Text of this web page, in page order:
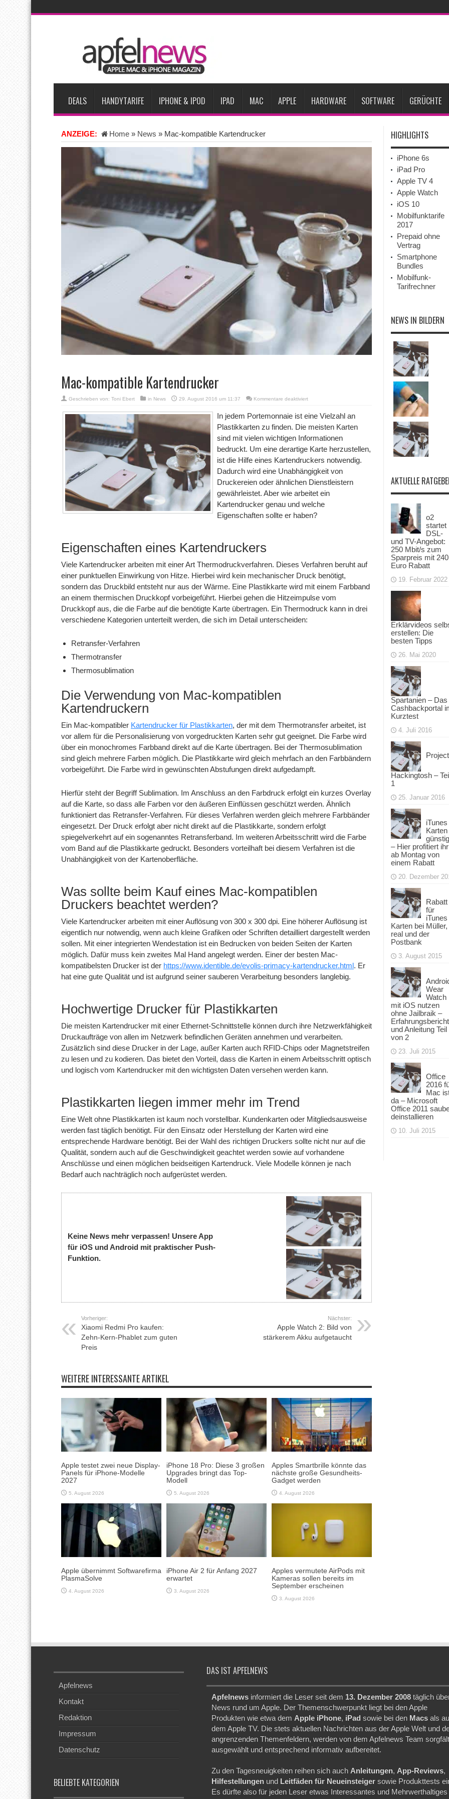
Apple testet zwei neue Display-Panels für iPhone-Modelle 2027
Apples Smartbrille könnte das nächste große Gesundheits-Gadget werden
Apples vermutete AirPods mit Kameras sollen bereits im September erscheinen
Apple erzielt 49 Prozent des weltweiten Smartphone-Umsatzes im 2. Quartal Apple verbucht Rekordzahlen im dritten Quartal 2026
Tim Cook: Mehr Speicherlieferanten bedeuten nicht zwingend sinkende Preise
DEALS HANDYTARIFE IPHONE & IPOD IPAD MAC APPLE HARDWARE SOFTWARE GERÜCHTE
ANZEIGE: Home » News » Mac-kompatible Kartendrucker
Mac-kompatible Kartendrucker
Geschrieben von: Toni Ebert in News 29. August 2016 um 11:37 Kommentare deaktiviertfür
kompatible
Kartendrucker
In jedem Portemonnaie ist eine Vielzahl an
Plastikkarten zu finden. Die meisten Karten
sind mit vielen wichtigen Informationen
bedruckt. Um eine derartige Karte herzustellen,
ist die Hilfe eines Kartendruckers notwendig.
Dadurch wird eine Unabhängigkeit von
Druckereien oder ähnlichen Dienstleistern
gewährleistet. Aber wie arbeitet ein
Kartendrucker genau und welche
Eigenschaften sollte er haben?
Eigenschaften eines Kartendruckers
Viele Kartendrucker arbeiten mit einer Art Thermodruckverfahren. Dieses Verfahren beruht auf
einer punktuellen Einwirkung von Hitze. Hierbei wird kein mechanischer Druck benötigt,
sondern das Druckbild entsteht nur aus der Wärme. Eine Plastikkarte wird mit einem Farbband
an einem thermischen Druckkopf vorbeigeführt. Hierbei gehen die Hitzeimpulse vom
Druckkopf aus, die die Farbe auf die benötigte Karte übertragen. Ein Thermodruck kann in drei
verschiedene Kategorien unterteilt werden, die sich im Detail unterscheiden:
Retransfer-Verfahren
Thermotransfer
Thermosublimation
Die Verwendung von Mac-kompatiblen
Kartendruckern
Ein Mac-kompatibler Kartendrucker für Plastikkarten, der mit dem Thermotransfer arbeitet, ist
vor allem für die Personalisierung von vorgedruckten Karten sehr gut geeignet. Die Farbe wird
über ein monochromes Farbband direkt auf die Karte übertragen. Bei der Thermosublimation
sind gleich mehrere Farben möglich. Die Plastikkarte wird gleich mehrfach an den Farbbändern
vorbeigeführt. Die Farbe wird in gewünschten Abstufungen direkt aufgedampft.
Hierfür steht der Begriff Sublimation. Im Anschluss an den Farbdruck erfolgt ein kurzes Overlay
auf die Karte, so dass alle Farben vor den äußeren Einflüssen geschützt werden. Ähnlich
funktioniert das Retransfer-Verfahren. Für dieses Verfahren werden gleich mehrere Farbbänder
eingesetzt. Der Druck erfolgt aber nicht direkt auf die Plastikkarte, sondern erfolgt
spiegelverkehrt auf ein sogenanntes Retransferband. Im weiteren Arbeitsschritt wird die Farbe
vom Band auf die Plastikkarte gedruckt. Besonders vorteilhaft bei diesem Verfahren ist die
Unabhängigkeit von der Kartenoberfläche.
Was sollte beim Kauf eines Mac-kompatiblen
Druckers beachtet werden?
Viele Kartendrucker arbeiten mit einer Auflösung von 300 x 300 dpi. Eine höherer Auflösung ist
eigentlich nur notwendig, wenn auch kleine Grafiken oder Schriften detailliert dargestellt werden
sollen. Mit einer integrierten Wendestation ist ein Bedrucken von beiden Seiten der Karten
möglich. Dafür muss kein zweites Mal Hand angelegt werden. Einer der besten Mac-
kompatibelsten Drucker ist der https://www.identible.de/evolis-primacy-kartendrucker.html. Er
hat eine gute Qualität und ist aufgrund seiner sauberen Verarbeitung besonders langlebig.
Hochwertige Drucker für Plastikkarten
Die meisten Kartendrucker mit einer Ethernet-Schnittstelle können durch ihre Netzwerkfähigkeit
Druckaufträge von allen im Netzwerk befindlichen Geräten annehmen und verarbeiten.
Zusätzlich sind diese Drucker in der Lage, außer Karten auch RFID-Chips oder Magnetstreifen
zu lesen und zu kodieren. Das bietet den Vorteil, dass die Karten in einem Arbeitsschritt optisch
und logisch vom Kartendrucker mit den wichtigsten Daten versehen werden kann.
Plastikkarten liegen immer mehr im Trend
Eine Welt ohne Plastikkarten ist kaum noch vorstellbar. Kundenkarten oder Mitgliedsausweise
werden fast täglich benötigt. Für den Einsatz oder Herstellung der Karten wird eine
entsprechende Hardware benötigt. Bei der Wahl des richtigen Druckers sollte nicht nur auf die
Qualität, sondern auch auf die Geschwindigkeit geachtet werden sowie auf vorhandene
Anschlüsse und einen möglichen beidseitigen Kartendruck. Viele Modelle können je nach
Bedarf auch nachträglich noch aufgerüstet werden.
Keine News mehr verpassen! Unsere App
für iOS und Android mit praktischer Push-
Funktion.
Vorheriger:
Xiaomi Redmi Pro kaufen:
Zehn-Kern-Phablet zum guten
Preis
Nächster:
Apple Watch 2: Bild von
stärkerem Akku aufgetaucht
WEITERE INTERESSANTE ARTIKEL
Apple testet zwei neue Display-
Panels für iPhone-Modelle
2027
5. August 2026
iPhone 18 Pro: Diese 3 großen
Upgrades bringt das Top-
Modell
5. August 2026
Apples Smartbrille könnte das
nächste große Gesundheits-
Gadget werden
4. August 2026
Apple übernimmt Softwarefirma
PlasmaSolve
4. August 2026
iPhone Air 2 für Anfang 2027
erwartet
3. August 2026
Apples vermutete AirPods mit
Kameras sollen bereits im
September erscheinen
3. August 2026
HIGHLIGHTS
iPhone 6s
iPad Pro
Apple TV 4
Apple Watch
iOS 10
Mobilfunktarife
2017
Prepaid ohne
Vertrag
Smartphone
Bundles
Mobilfunk-
Tarifrechner
NEWS IN BILDERN
AKTUELLE
o2
startet
DSL-
und TV-Angebot:
250 Mbit/s zum
Sparpreis mit 240
Euro Rabatt
19. Februar 2022
Erklärvideos
erstellen: Die
besten Tipps
26. Mai 2020
Spartanien – Das
Cashbackportal
Kurztest
4. Juli 2016
Project
Hackingtosh –
1
25. Januar 2016
iTunes
Karten
– Hier profitiert ihr
ab Montag von
einem Rabatt
20. Dezember
Rabatt
für
iTunes
Karten bei Müller,
real und der
Postbank
3. August 2015
Wear
Watch
mit iOS nutzen
ohne Jailbraik –
Erfahrungsbericht
und Anleitung Teil
von 2
23. Juli 2015
Office
2016
Mac
da – Microsoft
Office 2011
deinstallieren
10. Juli 2015
Apfelnews
Kontakt
Redaktion
Impressum
Datenschutz
BELIEBTE KATEGORIEN
DAS IST APFELNEWS
Apfelnews informiert die Leser seit dem 13. Dezember 2008 täglich
News rund um Apple. Der Themenschwerpunkt liegt bei den Apple
Produkten wie etwa dem Apple iPhone, iPad sowie bei den Macs als
dem Apple TV. Die stets aktuellen Nachrichten aus der Apple Welt und
angrenzenden Themenfeldern, werden von dem Apfelnews Team
ausgewählt und entsprechend informativ aufbereitet.
Zu den Tagesneuigkeiten reihen sich auch Anleitungen, App-Reviews,
Hilfestellungen und Leitfäden für Neueinsteiger sowie Produkttests
Es dürfte also für jeden Leser etwas Interessantes und Mehrwerthaltiges